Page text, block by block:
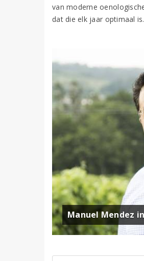
van moderne
dat die elk jaar optimaal is.
Manuel Mendez